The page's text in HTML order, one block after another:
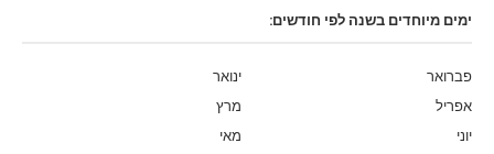
ימים מיוחדים בשנה לפי חודשים:
ינואר
פברואר
מרץ
אפריל
מאי
יוני